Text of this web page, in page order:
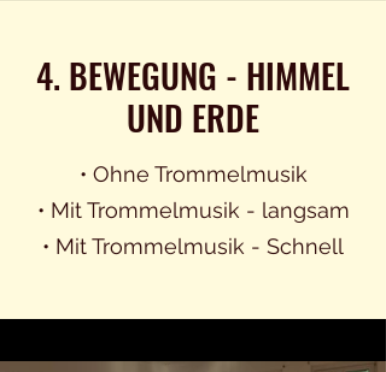
4. BEWEGUNG - HIMMEL
UND ERDE
• Ohne Trommelmusik
• Mit Trommelmusik - langsam
• Mit Trommelmusik - Schnell